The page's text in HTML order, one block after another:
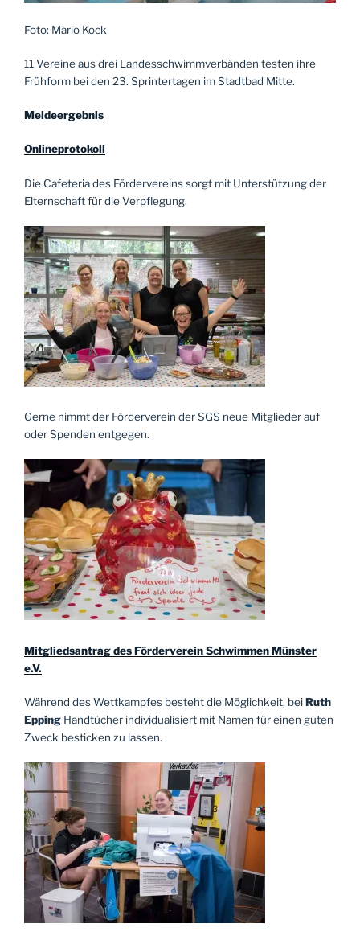
Foto: Mario Kock
11 Vereine aus drei Landesschwimmverbänden testen ihre
Frühform bei den 23. Sprintertagen im Stadtbad Mitte.
Meldeergebnis
Onlineprotokoll
Die Cafeteria des Fördervereins sorgt mit Unterstützung der
Elternschaft für die Verpflegung.
Gerne nimmt der Förderverein der SGS neue Mitglieder auf
oder Spenden entgegen.
Mitgliedsantrag des Förderverein Schwimmen Münster
e.V.
Während des Wettkampfes besteht die Möglichkeit, beiRuth
Epping Handtücher individualisiert mit Namen für einen guten
Zweck besticken zu lassen.